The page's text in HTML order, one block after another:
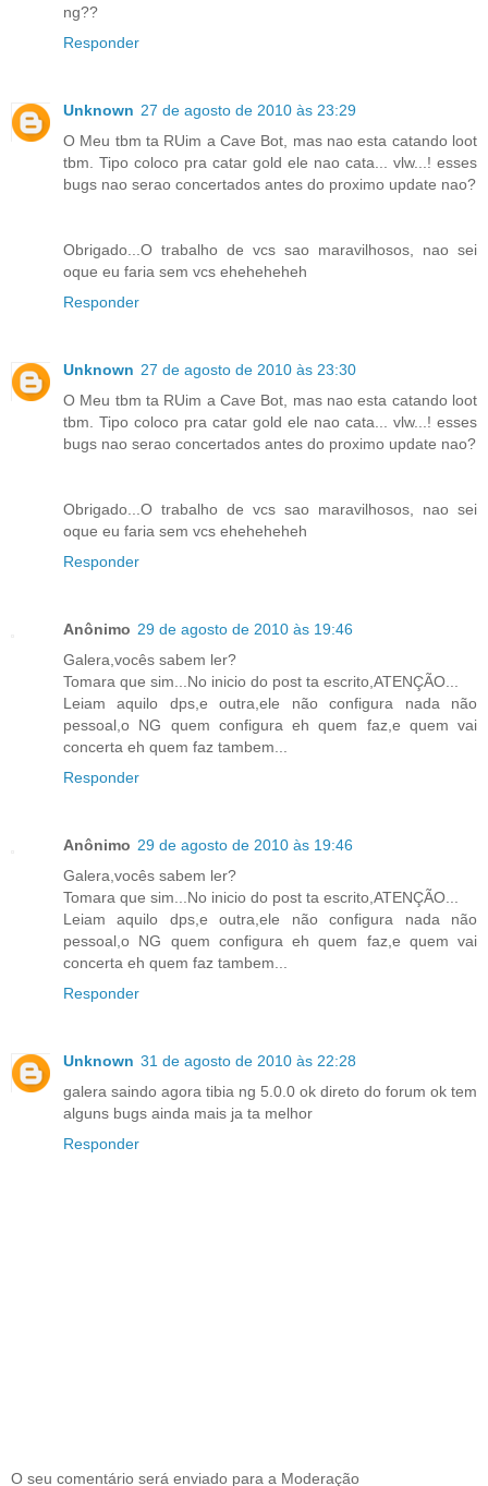
ng??
Responder
Unknown 27 de agosto de 2010 às 23:29
O Meu tbm ta RUim a Cave Bot, mas nao esta catando loot
tbm. Tipo coloco pra catar gold ele nao cata... vlw...! esses
bugs nao serao concertados antes do proximo update nao?
Obrigado...O trabalho de vcs sao maravilhosos, nao sei
oque eu faria sem vcs eheheheheh
Responder
Unknown 27 de agosto de 2010 às 23:30
O Meu tbm ta RUim a Cave Bot, mas nao esta catando loot
tbm. Tipo coloco pra catar gold ele nao cata... vlw...! esses
bugs nao serao concertados antes do proximo update nao?
Obrigado...O trabalho de vcs sao maravilhosos, nao sei
oque eu faria sem vcs eheheheheh
Responder
Anônimo 29 de agosto de 2010 às 19:46
Galera,vocês sabem ler?
Tomara que sim...No inicio do post ta escrito,ATENÇÃO...
Leiam aquilo dps,e outra,ele não configura nada não
pessoal,o NG quem configura eh quem faz,e quem vai
concerta eh quem faz tambem...
Responder
Anônimo 29 de agosto de 2010 às 19:46
Galera,vocês sabem ler?
Tomara que sim...No inicio do post ta escrito,ATENÇÃO...
Leiam aquilo dps,e outra,ele não configura nada não
pessoal,o NG quem configura eh quem faz,e quem vai
concerta eh quem faz tambem...
Responder
Unknown 31 de agosto de 2010 às 22:28
galera saindo agora tibia ng 5.0.0 ok direto do forum ok tem
alguns bugs ainda mais ja ta melhor
Responder
O seu comentário será enviado para a Moderação